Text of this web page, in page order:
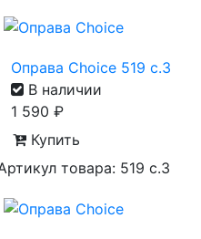
Оправа Choice 519 с.3
В наличии
1 590 ₽
Купить
товара: 519 с.3